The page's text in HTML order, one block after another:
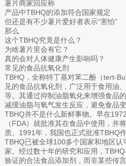
薯片商家回应称
产品中TBHQ的添加符合国家规定
但还是有不少薯片爱好者表示“害怕”
那么
这个TBHQ究竟是什么？
为啥薯片里会有它？
真的会对人体健康产生影响吗？
常见的食品抗氧化剂
TBHQ，全称特丁基对苯二酚（tert-
见的食品抗氧化剂，广泛用于食用油
等。其通过抑制油脂氧化来增强食品
减缓油脂与氧气发生反应，避免食品
TBHQ并不是什么新鲜事物。早在
（FDA）就批准其在食品中使用，并
质。1991年，我国也正式批准TBHQ
TBHQ已被全球100多个国家和地区认
家。经过数十年的研究和应用，
验证的合法食品添加剂，而非某些传言